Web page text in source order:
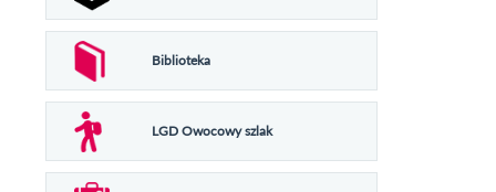
Biblioteka
LGD Owocowy szlak